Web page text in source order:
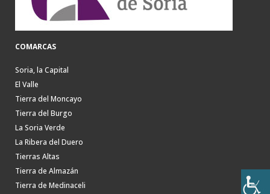
COMARCAS
Soria, la Capital
El Valle
Tierra del Moncayo
Tierra del Burgo
La Soria Verde
La Ribera del Duero
Tierras Altas
Tierra de Almazán
Tierra de Medinaceli